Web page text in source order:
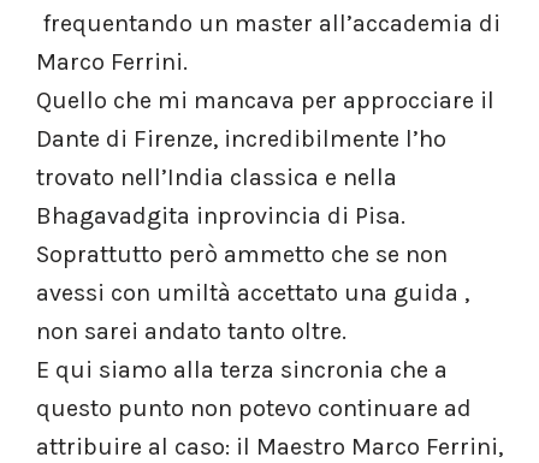
frequentando un master all’accademia di
Marco Ferrini.
Quello che mi mancava per approcciare il
Dante di Firenze, incredibilmente l’ho
trovato nell’India classica e nella
Bhagavadgita inprovincia di Pisa.
Soprattutto però ammetto che se non
avessi con umiltà accettato una guida ,
non sarei andato tanto oltre.
E qui siamo alla terza sincronia che a
questo punto non potevo continuare ad
attribuire al caso: il Maestro Marco Ferrini,